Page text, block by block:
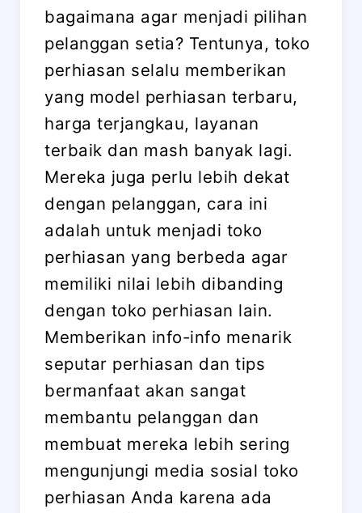
bagaimana agar menjadi pilihan
pelanggan setia? Tentunya, toko
perhiasan selalu memberikan
yang model perhiasan terbaru,
harga terjangkau, layanan
terbaik dan mash banyak lagi.
Mereka juga perlu lebih dekat
dengan pelanggan, cara ini
adalah untuk menjadi toko
perhiasan yang berbeda agar
memiliki nilai lebih dibanding
dengan toko perhiasan lain.
Memberikan info-info menarik
seputar perhiasan dan tips
bermanfaat akan sangat
membantu pelanggan dan
membuat mereka lebih sering
mengunjungi media sosial toko
perhiasan Anda karena ada